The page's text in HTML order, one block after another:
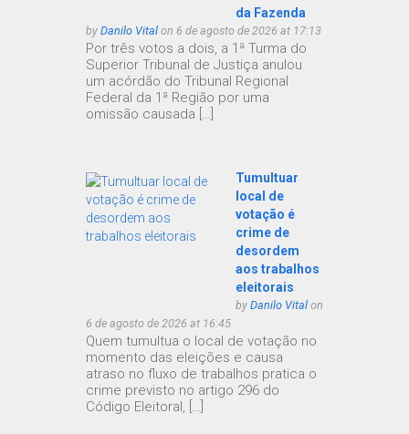
da Fazenda
by Danilo Vitalon 6 de agosto de 2026 at 17:13
Por três votos a dois, a 1ª Turma do
Superior Tribunal de Justiça anulou
um acórdão do Tribunal Regional
Federal da 1ª Região por uma
omissão causada […]
Tumultuar
local de
votação é
crime de
desordem
aos trabalhos
eleitorais
by Danilo Vitalon
6 de agosto de 2026 at 16:45
Quem tumultua o local de votação no
momento das eleições e causa
atraso no fluxo de trabalhos pratica o
crime previsto no artigo 296 do
Código Eleitoral, […]